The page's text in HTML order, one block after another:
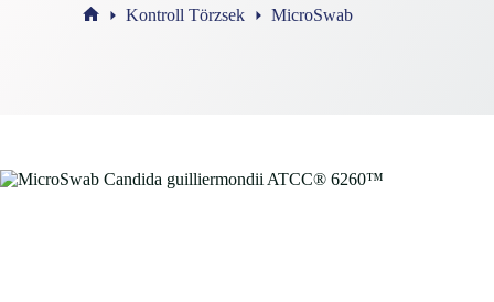
Kontroll Törzsek MicroSwab